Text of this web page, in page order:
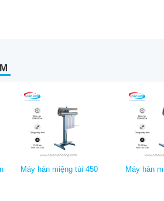
Máy hàn miệng túi 450 Máy hàn